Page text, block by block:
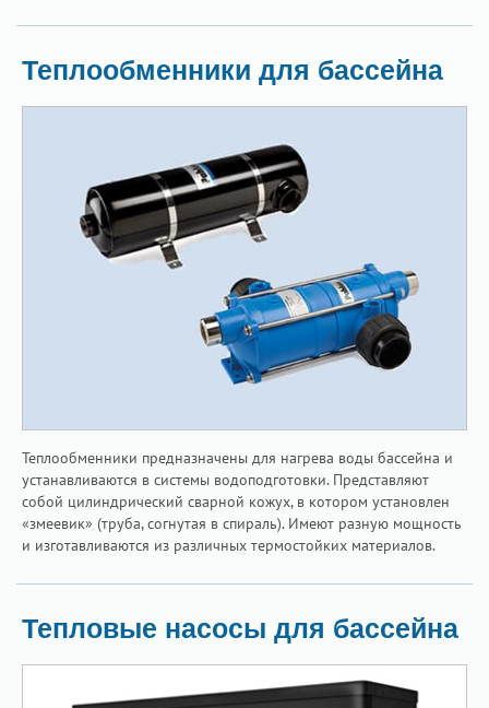
Теплообменники для бассейна
Теплообменники предназначены для нагрева воды бассейна и
устанавливаются в системы водоподготовки. Представляют
собой цилиндрический сварной кожух, в котором установлен
«змеевик» (труба, согнутая в спираль). Имеют разную мощность
и изготавливаются из различных термостойких материалов.
Тепловые насосы для бассейна